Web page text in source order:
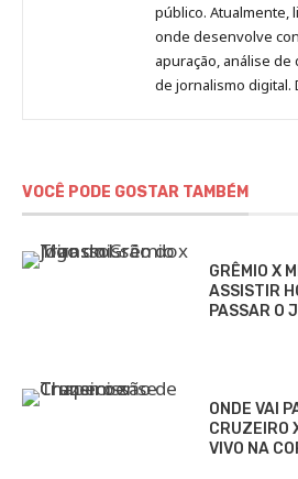
público. Atualmente,
onde desenvolve
apuração, análise
de jornalismo digital.
VOCÊ PODE GOSTAR TAMBÉM
GRÊMIO X
ASSISTIR
PASSAR O
ONDE VAI
CRUZEIRO
VIVO NA